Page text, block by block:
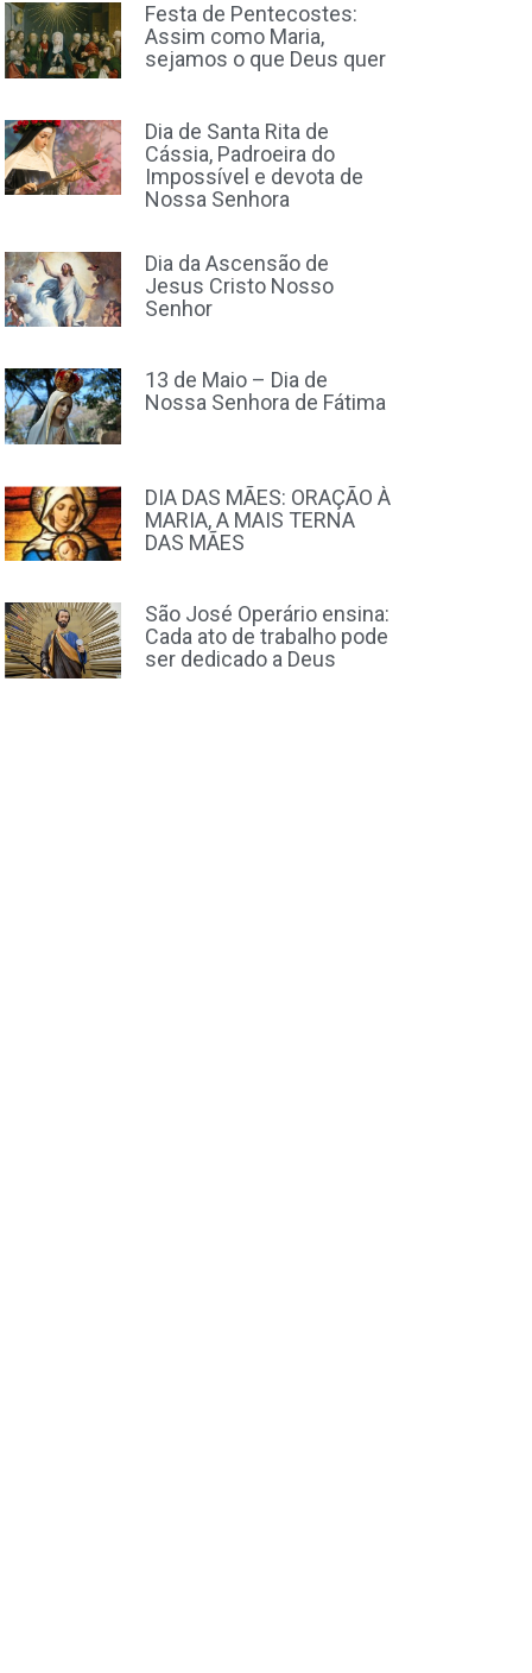
Festa de Pentecostes:
Assim como Maria,
sejamos o que Deus quer
Dia de Santa Rita de
Cássia, Padroeira do
Impossível e devota de
Nossa Senhora
Dia da Ascensão de
Jesus Cristo Nosso
Senhor
13 de Maio – Dia de
Nossa Senhora de Fátima
DIA DAS MÃES: ORAÇÃO À
MARIA, A MAIS TERNA
DAS MÃES
São José Operário ensina:
Cada ato de trabalho pode
ser dedicado a Deus